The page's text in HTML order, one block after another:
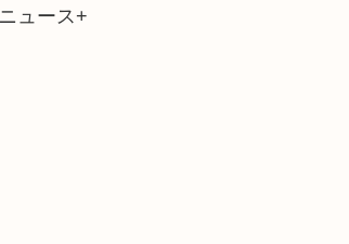
てワロタwww
んやが
ュース+